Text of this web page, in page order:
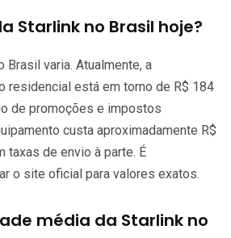
Starlink no Brasil hoje?
Brasil varia. Atualmente, a
residencial está em torno de R$ 184
de promoções e impostos
custa aproximadamente R$
taxas de envio à parte. É
o site oficial para valores exatos.
média da Starlink no